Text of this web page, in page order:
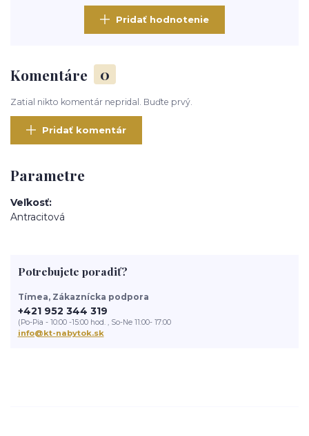
Pridať hodnotenie
Komentáre 0
Zatial nikto komentár nepridal. Buďte prvý.
Pridať komentár
Parametre
Veľkosť
Antracitová
Potrebujete poradiť?
Tímea, Zákaznícka podpora
+421 952 344 319
(Po-Pia - 10:00 -15:00 hod. , So-Ne 11:00- 17:00
info@kt-nabytok.sk